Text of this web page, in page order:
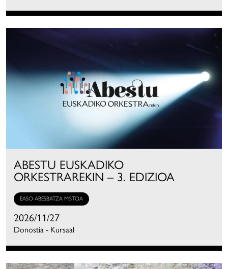
ABESTU EUSKADIKO
ORKESTRAREKIN – 3. EDIZIOA
EASO ABESBATZA MISTOA
2026/11/27
Donostia - Kursaal